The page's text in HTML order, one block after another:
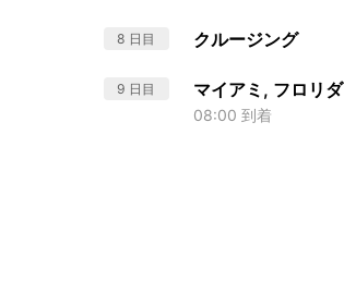
8 日目 クルージング
9 日目 マイアミ, フロリダ
08:00 到着